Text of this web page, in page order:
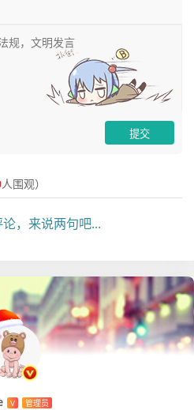
作负载界面，编辑这里的show
由里面：
人围观）
，来说两句吧...
V 管理员